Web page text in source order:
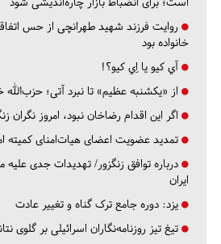
روایت فرزند شهید طهرانچی از حس
خانواده بود
آي كيو يا اِي كيو؟!
از «یکشنبه عظیم» تا نبرد آتی؛
اگر این اقدام رضاخان نبود، امروز نگران
تمدید عضویت اعضای هیات‌امنای کمیته
درباره توافق زنگزور/ تهدیدات جدی
ایران
یزد: دوره جامع ترک گناه و تغییر عادت
تیغ تیز روزنامه‌نگاران اسرائیلی بر گلوی